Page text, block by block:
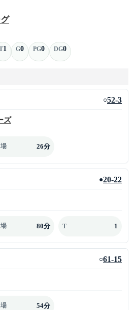
1 G0 PG0 DG0
○52-3
ズ
26分
●20-22
80分 T 1
○61-15
54分